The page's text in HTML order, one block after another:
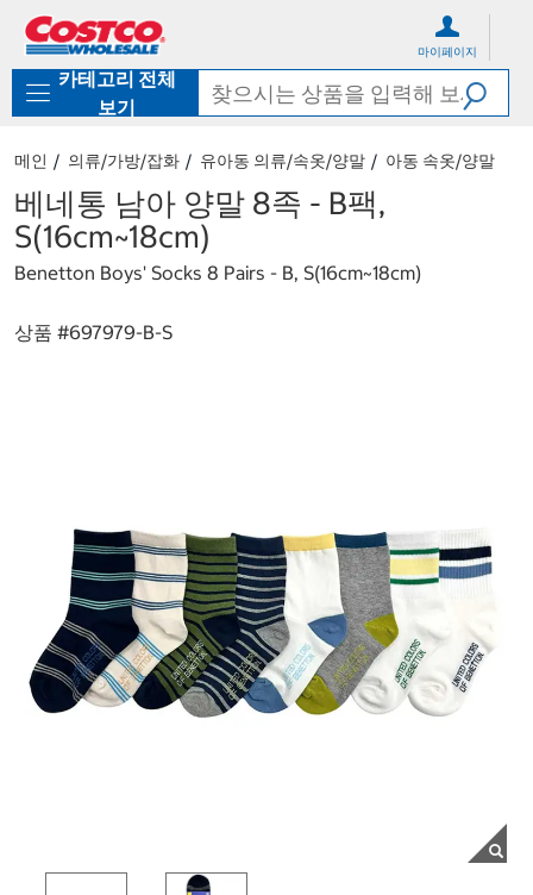
로
기
가
마이페이지
카테고리 전체
보기
메인 의류/가방/잡화 유아동 의류/속옷/양말 아동 속옷/양말
베네통 남아 양말 8족 - B팩,
S(16cm~18cm)
Benetton Boys' Socks 8 Pairs - B, S(16cm~18cm)
상품 #697979-B-S